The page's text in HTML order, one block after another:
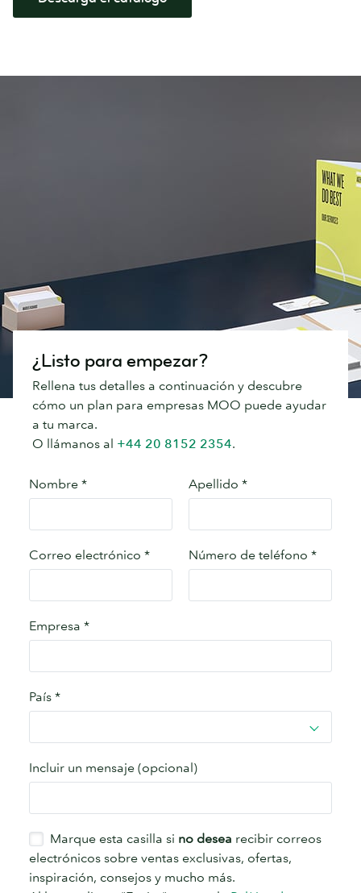
¿Listo para empezar?
Rellena tus detalles a continuación y descubre
cómo un plan para empresas MOO puede ayudar
a tu marca.
O llámanos al +44 20 8152 2354.